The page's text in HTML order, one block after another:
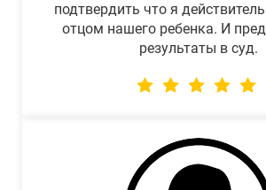
подтвердить что я
отцом нашего ребенка. И
результаты в суд.